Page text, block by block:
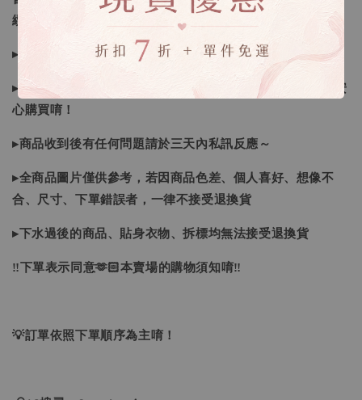
續喔
▸如遇缺斷貨情形會再另行告知，請注意訊息及信箱收件
▸商品皆由日本、韓國門市、官網購入，皆為正品，您可以安
心購買唷！
▸商品收到後有任何問題請於三天內私訊反應～
▸全商品圖片僅供參考，若因商品色差、個人喜好、想像不
合、尺寸、下單錯誤者，一律不接受退換貨
▸下水過後的商品、貼身衣物、拆標均無法接受退換貨
‼下單表示同意🫶🏻本賣場的購物須知唷‼
💡訂單依照下單順序為主唷！